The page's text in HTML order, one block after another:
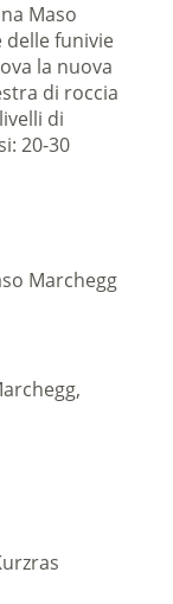
Maso
delle funivie
la nuova
di roccia
di
20-30
Marchegg